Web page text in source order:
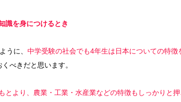
識を身につけるとき
うに、 中学受験の社会でも4年生は日本についての特徴
べきだと思います。
とより、農業・工業・水産業などの特徴もしっかりと